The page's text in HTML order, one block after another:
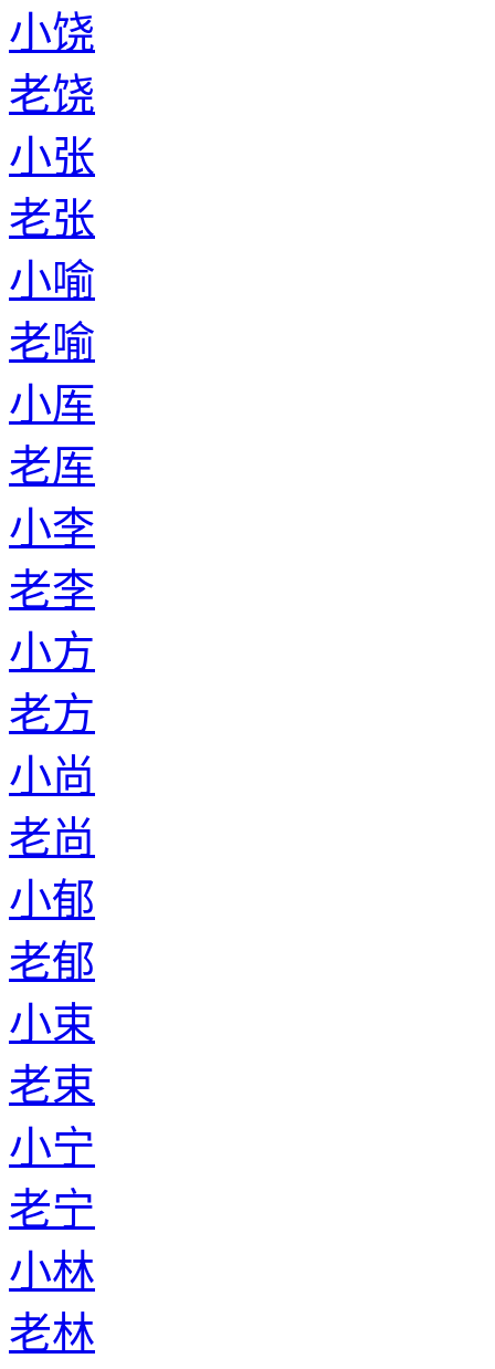
小饶
老饶
小张
老张
小喻
老喻
小厍
老厍
小李
老李
小方
老方
小尚
老尚
小郁
老郁
小束
老束
小宁
老宁
小林
老林